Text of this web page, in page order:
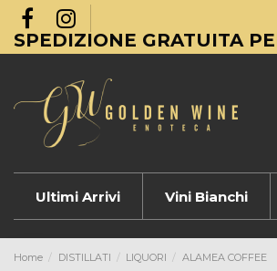
SPEDIZIONE GRATUITA
Ultimi Arrivi Vini Bianchi
Home DISTILLATI LIQUORI ALAMEA COFFEE